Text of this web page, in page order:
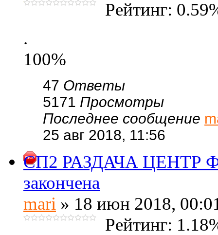
Рейтинг:
.
100%
47 Ответы
5171 Просмотры
Последнее сообщение
25 авг 2018, 11:56
СП2 РАЗДАЧА ЦЕНТР
закончена
mari » 18 июн 2018,
Рейтинг: